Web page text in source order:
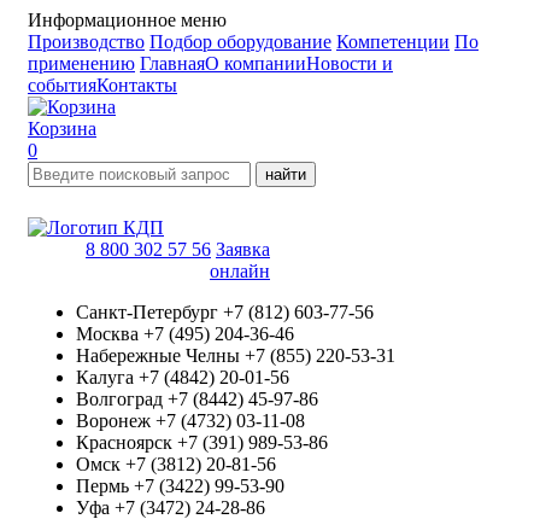
Информационное меню
Производство Подбор оборудование Компетенции По
применению ГлавнаяО компанииНовости и
событияКонтакты
Корзина
0
найти
8 800 302 57 56 Заявка
онлайн
Санкт-Петербург +7 (812) 603-77-56
Москва +7 (495) 204-36-46
Набережные Челны +7 (855) 220-53-31
Калуга +7 (4842) 20-01-56
Волгоград +7 (8442) 45-97-86
Воронеж +7 (4732) 03-11-08
Красноярск +7 (391) 989-53-86
Омск +7 (3812) 20-81-56
Пермь +7 (3422) 99-53-90
Уфа +7 (3472) 24-28-86